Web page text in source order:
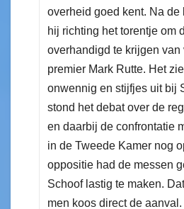
overheid goed kent. Na de
hij richting het torentje om
overhandigd te krijgen van
premier Mark Rutte. Het
onwennig en stijfjes uit bij
stond het debat over de
en daarbij de confrontatie
in de Tweede Kamer nog
oppositie had de messen
Schoof lastig te maken.
men koos direct de aanval.